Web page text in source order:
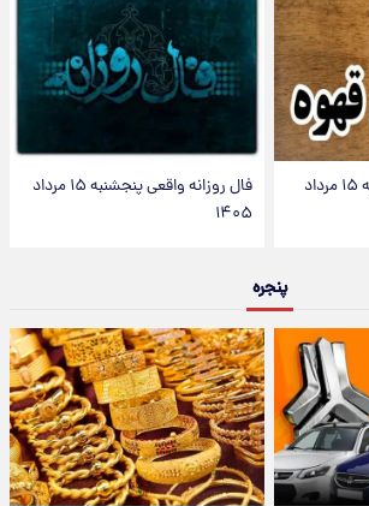
فال قهوه روزانه پنجشنبه ۱۵ مرداد
فال روزانه واقعی پنجشنبه ۱۵ مرداد
۱۴۰۵
پنجره